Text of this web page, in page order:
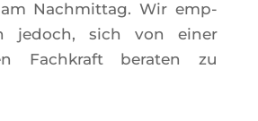
Nach­mit­tag. Wir emp­
jedoch, sich von einer
Fach­kraft bera­ten zu